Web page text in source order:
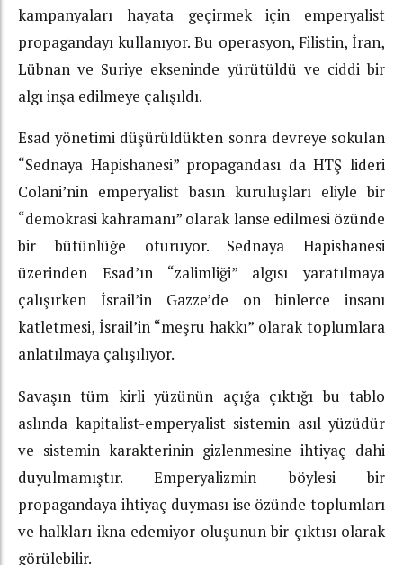
kampanyaları hayata geçirmek için emperyalist
propagandayı kullanıyor. Bu operasyon, Filistin, İran,
Lübnan ve Suriye ekseninde yürütüldü ve ciddi bir
algı inşa edilmeye çalışıldı.
Esad yönetimi düşürüldükten sonra devreye sokulan
“Sednaya Hapishanesi” propagandası da HTŞ lideri
Colani’nin emperyalist basın kuruluşları eliyle bir
“demokrasi kahramanı” olarak lanse edilmesi özünde
bir bütünlüğe oturuyor. Sednaya Hapishanesi
üzerinden Esad’ın “zalimliği” algısı yaratılmaya
çalışırken İsrail’in Gazze’de on binlerce insanı
katletmesi, İsrail’in “meşru hakkı” olarak toplumlara
anlatılmaya çalışılıyor.
Savaşın tüm kirli yüzünün açığa çıktığı bu tablo
aslında kapitalist-emperyalist sistemin asıl yüzüdür
ve sistemin karakterinin gizlenmesine ihtiyaç dahi
duyulmamıştır. Emperyalizmin böylesi bir
propagandaya ihtiyaç duyması ise özünde toplumları
ve halkları ikna edemiyor oluşunun bir çıktısı olarak
görülebilir.